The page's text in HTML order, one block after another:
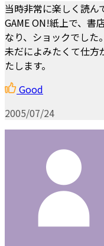
当時非常に楽しく読ん
GAME ON!紙上で、書
なり、ショックでした。
未だによみたくて仕方
たします。
Good
2005/07/24